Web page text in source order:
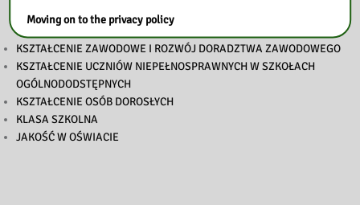
KSZTAŁCENIE ZAWODOWE I ROZWÓJ DORADZTWA ZAWODOWEGO
KSZTAŁCENIE UCZNIÓW NIEPEŁNOSPRAWNYCH W SZKOŁACH
OGÓLNODODSTĘPNYCH
KSZTAŁCENIE OSÓB DOROSŁYCH
KLASA SZKOLNA
JAKOŚĆ W OŚWIACIE
Moving on to the privacy policy